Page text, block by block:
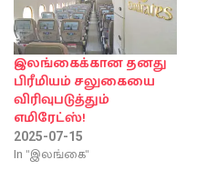
இலங்கைக்கான தனது
பிரீமியம் சலுகையை
விரிவுபடுத்தும்
எமிரேட்ஸ்!
2025-07-15
In "இலங்கை"